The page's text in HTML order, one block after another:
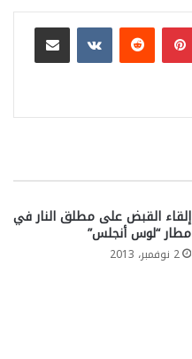
بينتيريست
مشاركة عبر البريد
إلقاء القبض على مطلق النار في
مطار “لوس أنجلس”
2 نوفمبر، 2013